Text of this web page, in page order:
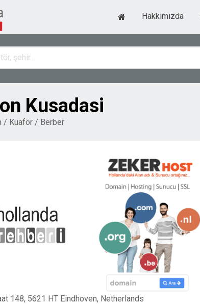
Hakkımızda
Kusadasi
/ Kuaför / Berber
148, 5621 HT Eindhoven, Netherlands